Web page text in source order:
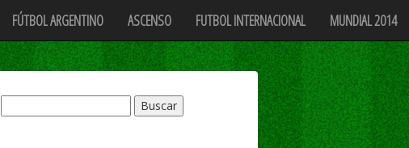
FÚTBOL ARGENTINO ASCENSO FUTBOL INTERNACIONAL MUNDIAL 2014